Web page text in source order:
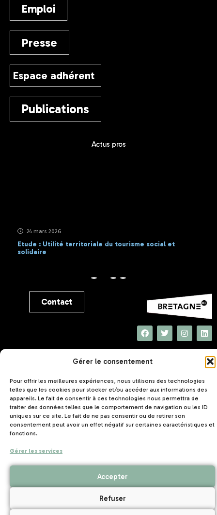
Gérer le consentement
Pour offrir les meilleures expériences, nous utilisons des technologies
telles que les cookies pour stocker et/ou accéder aux informations des
appareils. Le fait de consentir à ces technologies nous permettra de
traiter des données telles que le comportement de navigation ou les ID
uniques sur ce site. Le fait de ne pas consentir ou de retirer son
consentement peut avoir un effet négatif sur certaines caractéristiques et
fonctions.
Gérer les services
Accepter
Refuser
Emploi
Presse
Espace adhérent
Publications
Actus pros
24 mars 2026
Etude : Utilité territoriale du tourisme social et
solidaire
Contact
UNAT Bretagne
5 rue Joseph Le Brix
56000 VANNES
Mentions légales